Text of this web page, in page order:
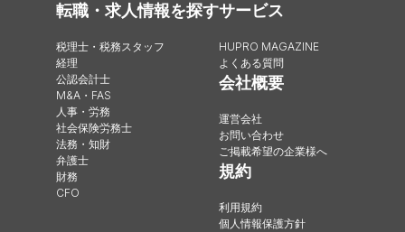
転職・求人情報を探す
税理士・税務スタッフ
経理
公認会計士
M&A・FAS
人事・労務
社会保険労務士
法務・知財
弁護士
財務
CFO
サービス
HUPRO MAGAZINE
よくある質問
会社概要
運営会社
お問い合わせ
ご掲載希望の企業様へ
規約
利用規約
個人情報保護方針